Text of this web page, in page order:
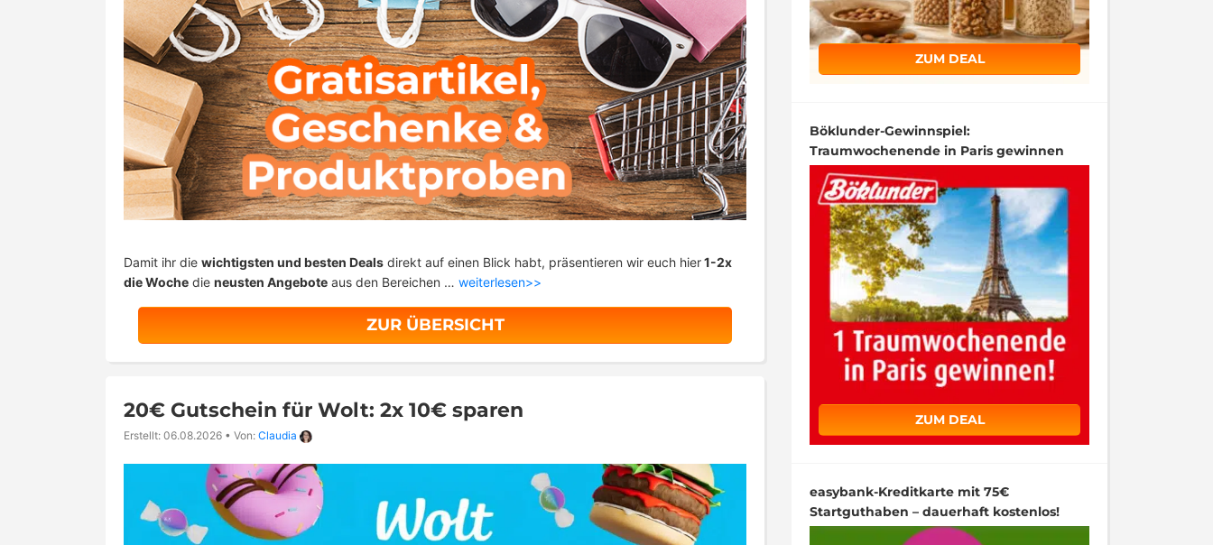
Damit ihr die wichtigsten und besten Deals direkt auf einen Blick habt, präsentieren wir euch hier1-2x
die Woche die neusten Angebote aus den Bereichen … weiterlesen>>
ZUR ÜBERSICHT
20€ Gutschein für Wolt: 2x 10€ sparen
Erstellt: 06.08.2026 • Von: Claudia
ZUM DEAL
Böklunder-Gewinnspiel:
Traumwochenende in Paris gewinnen
ZUM DEAL
easybank-Kreditkarte mit 75€
Startguthaben – dauerhaft kostenlos!